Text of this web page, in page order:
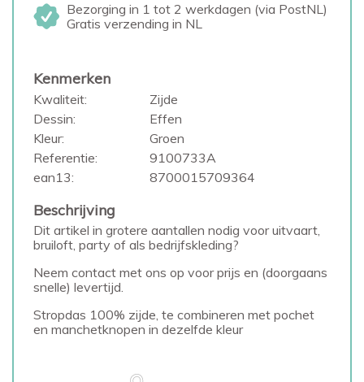
Bezorging in 1 tot 2 werkdagen (via PostNL)
Gratis verzending in NL
Kenmerken
Kwaliteit:
Zijde
Dessin:
Effen
Kleur:
Groen
Referentie:
9100733A
ean13:
8700015709364
Beschrijving
Dit artikel in grotere aantallen nodig voor uitvaart,
bruiloft, party of als bedrijfskleding?
Neem contact met ons op voor prijs en (doorgaans
snelle) levertijd.
Stropdas 100% zijde, te combineren met pochet
en manchetknopen in dezelfde kleur